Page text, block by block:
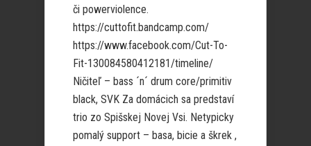
či powerviolence.
https://cuttofit.bandcamp.com/
https://www.facebook.com/Cut-To-
Fit-130084580412181/timeline/
Ničiteľ – bass ´n´ drum core/primitiv
black, SVK Za domácich sa predstaví
trio zo Spišskej Novej Vsi. Netypicky
pomalý support – basa, bicie a škrek ,